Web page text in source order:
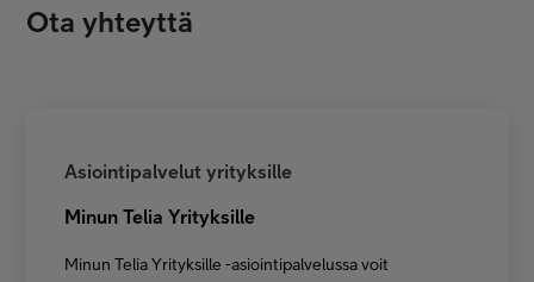
Ota yhteyttä
Asiointipalvelut yrityksille
Minun Telia Yrityksille
Minun Telia Yrityksille -asiointipalvelussa voit